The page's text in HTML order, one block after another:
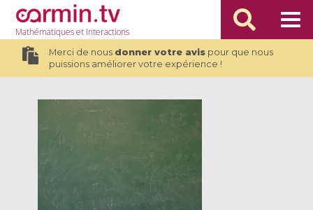
Mathématiqueset Interactions
Merci de nous donner votre avispour que nous
puissions améliorer votre expérience !